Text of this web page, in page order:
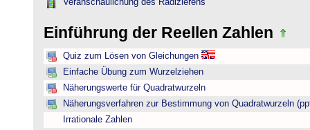
Veranschaulichung des Radizierens
Einführung der Reellen Zahlen
Quiz zum Lösen von Gleichungen
Einfache Übung zum Wurzelziehen
Näherungswerte für Quadratwurzeln
Näherungsverfahren zur Bestimmung von Quadratwurzeln
Irrationale Zahlen